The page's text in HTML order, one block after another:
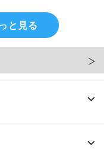
と見る